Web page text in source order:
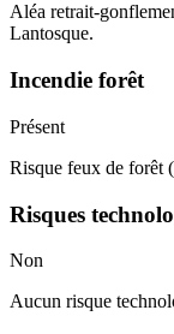
Aléa retrait-
Lantosque.
Incendie forêt
Présent
Risque feux de forêt
Risques
Non
Aucun risque